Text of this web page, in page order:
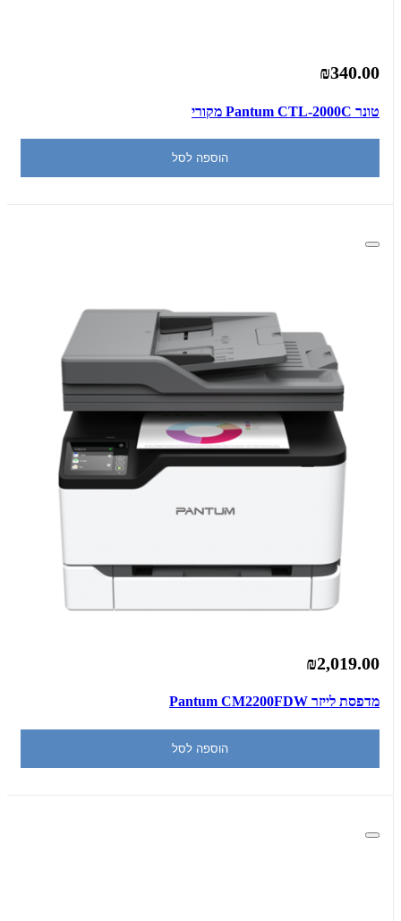
₪340.00
‏טונר Pantum CTL-2000C מקורי
הוספה לסל
₪2,019.00
מדפסת ‏לייזר Pantum CM2200FDW
הוספה לסל